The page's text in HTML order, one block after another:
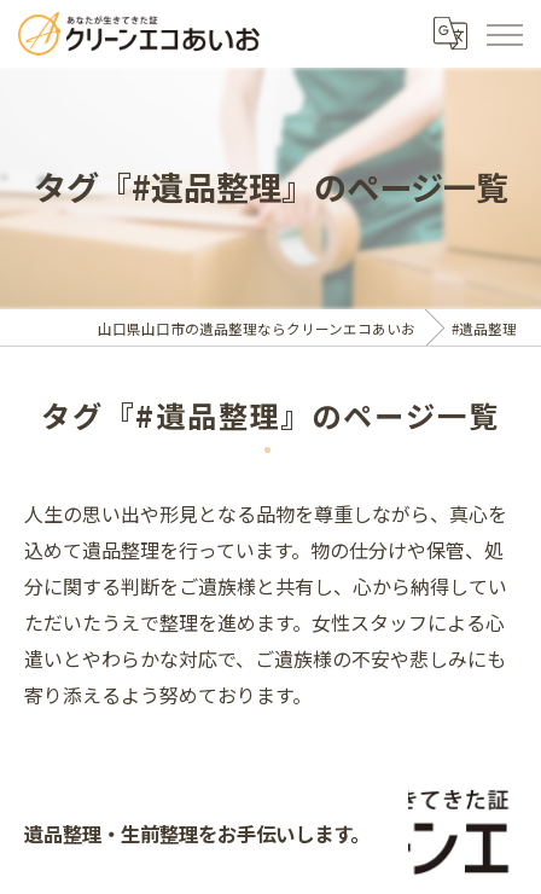
タグ『#遺品整理』のページ一覧
山口県山口市の遺品整理ならクリーンエコあいお #遺品整理
タグ『#遺品整理』のページ一覧
人生の思い出や形見となる品物を尊重しながら、真心を
込めて遺品整理を行っています。物の仕分けや保管、処
分に関する判断をご遺族様と共有し、心から納得してい
ただいたうえで整理を進めます。女性スタッフによる心
遣いとやわらかな対応で、ご遺族様の不安や悲しみにも
寄り添えるよう努めております。
遺品整理・生前整理をお手伝いします。